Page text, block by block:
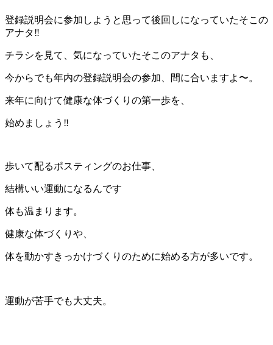
登録説明会に参加しようと思って後回しになっていたそこの
アナタ‼
チラシを見て、気になっていたそこのアナタも、
今からでも年内の登録説明会の参加、間に合いますよ〜。
来年に向けて健康な体づくりの第一歩を、
始めましょう‼
歩いて配るポスティングのお仕事、
結構いい運動になるんです
体も温まります。
健康な体づくりや、
体を動かすきっかけづくりのために始める方が多いです。
運動が苦手でも大丈夫。